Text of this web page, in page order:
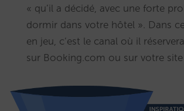
« qu’il a décidé, avec une forte
dormir dans votre hôtel ». Dans
en jeu, c’est le canal où il
sur Booking.com ou sur votre site